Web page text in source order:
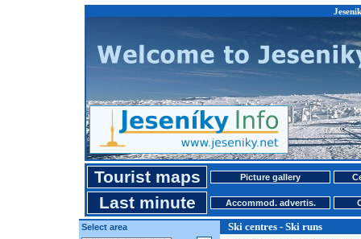
Tourist maps Picture gallery
Last minute Accommod. advertis.
Select area Ski centres - Ski runs